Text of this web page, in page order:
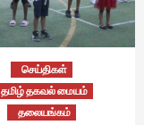
செய்திகள்
தமிழ் தகவல் மையம்
தலையங்கம்